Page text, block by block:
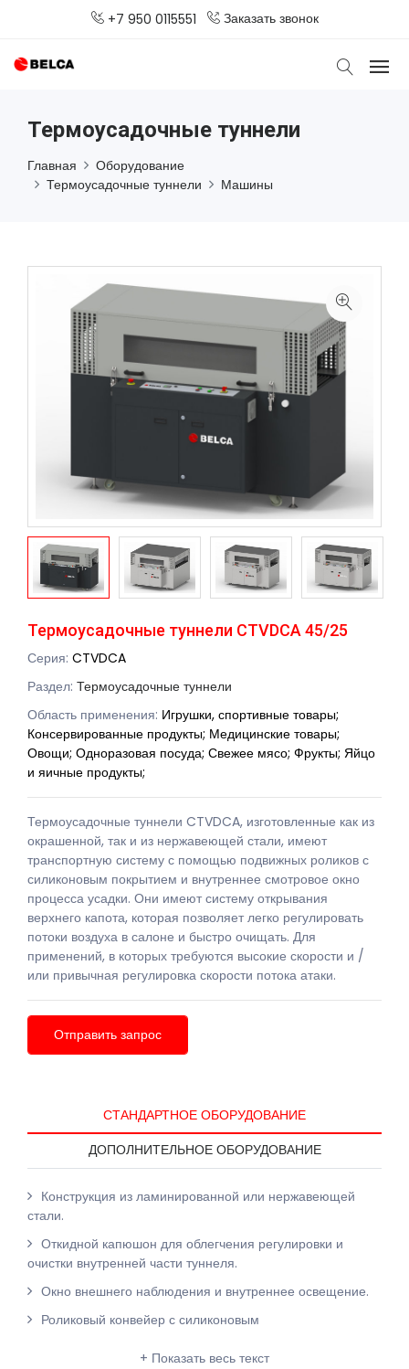
+7 950 0115551 Заказать звонок
Термоусадочные туннели
Главная
Оборудование
Термоусадочные туннели
Машины
Термоусадочные туннели CTVDCA 45/25
Серия: CTVDCA
Раздел: Термоусадочные туннели
Область применения: Игрушки, спортивные товары;
Консервированные продукты; Медицинские товары;
Овощи; Одноразовая посуда; Свежее мясо; Фрукты; Яйцо
и яичные продукты;
Термоусадочные туннели CTVDCA, изготовленные как из
окрашенной, так и из нержавеющей стали, имеют
транспортную систему с помощью подвижных роликов с
силиконовым покрытием и внутреннее смотровое окно
процесса усадки. Они имеют систему открывания
верхнего капота, которая позволяет легко регулировать
потоки воздуха в салоне и быстро очищать. Для
применений, в которых требуются высокие скорости и /
или привычная регулировка скорости потока атаки.
Отправить запрос
СТАНДАРТНОЕ ОБОРУДОВАНИЕ
ДОПОЛНИТЕЛЬНОЕ ОБОРУДОВАНИЕ
Конструкция из ламинированной или нержавеющей
стали.
Откидной капюшон для облегчения регулировки и
очистки внутренней части туннеля.
Окно внешнего наблюдения и внутреннее освещение.
Роликовый конвейер с силиконовым
+ Показать весь текст